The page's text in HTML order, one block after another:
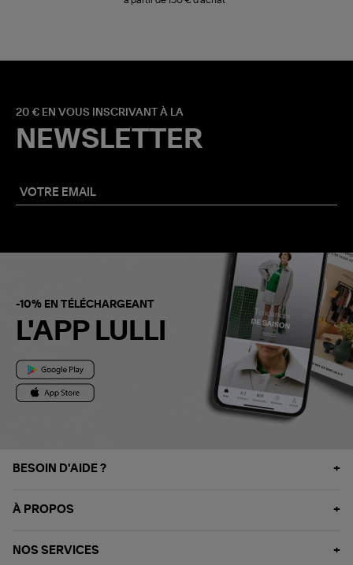
20 € EN VOUS INSCRIVANT À LA
NEWSLETTER
-10% EN TÉLÉCHARGEANT
L'APP LULLI
BESOIN D'AIDE ?
À PROPOS
NOS SERVICES